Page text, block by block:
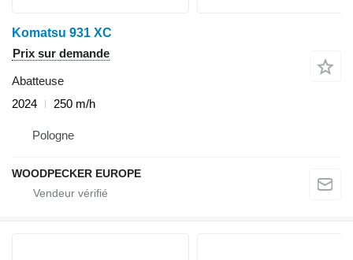
Komatsu 931 XC
Prix sur demande
Abatteuse
2024
250 m/h
Pologne
WOODPECKER EUROPE